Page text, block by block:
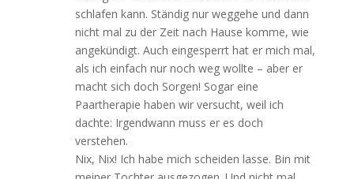
schlafen kann. Ständig nur weggehe und dann
nicht mal zu der Zeit nach Hause komme, wie
angekündigt. Auch eingesperrt hat er mich mal,
als ich einfach nur noch weg wollte – aber er
macht sich doch Sorgen! Sogar eine
Paartherapie haben wir versucht, weil ich
dachte: Irgendwann muss er es doch
verstehen.
Nix, Nix! Ich habe mich scheiden lasse. Bin mit